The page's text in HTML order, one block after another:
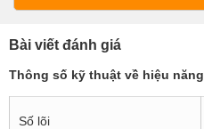
Bài viết đánh giá
Thông số kỹ thuật về hiệu năng
Số lõi